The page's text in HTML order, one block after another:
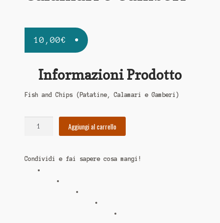
10,00€
Informazioni Prodotto
Fish and Chips (Patatine, Calamari e Gamberi)
Aggiungi al carrello
Condividi e fai sapere cosa mangi!